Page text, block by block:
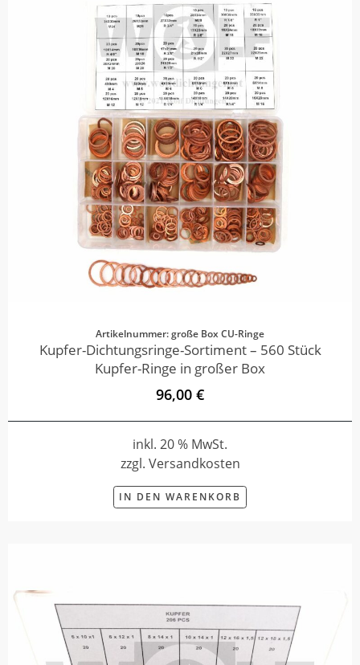
Artikelnummer: große Box CU-Ringe
Kupfer-Dichtungsringe-Sortiment – 560 Stück
Kupfer-Ringe in großer Box
96,00 €
inkl. 20 % MwSt.
zzgl. Versandkosten
IN DEN WARENKORB